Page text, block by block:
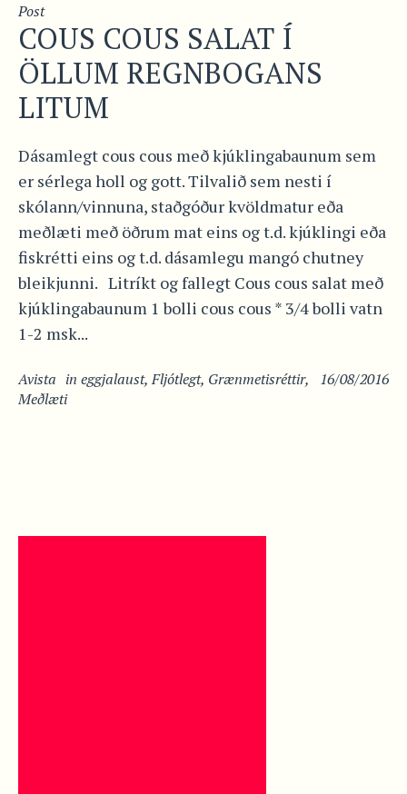
Post
COUS COUS SALAT Í
ÖLLUM REGNBOGANS
LITUM
Dásamlegt cous cous með kjúklingabaunum sem
er sérlega holl og gott. Tilvalið sem nesti í
skólann/vinnuna, staðgóður kvöldmatur eða
meðlæti með öðrum mat eins og t.d. kjúklingi eða
fiskrétti eins og t.d. dásamlegu mangó chutney
bleikjunni. Litríkt og fallegt Cous cous salat með
kjúklingabaunum 1 bolli cous cous * 3/4 bolli vatn
1-2 msk...
16/08/2016
Avista in eggjalaust,Fljótlegt, Grænmetisréttir,
Meðlæti